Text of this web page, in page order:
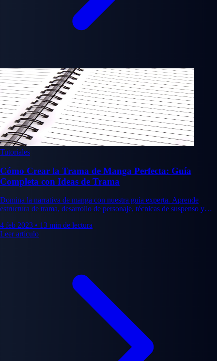
Tutoriales
Cómo Crear la Trama de Manga Perfecta: Guía
Completa con Ideas de Trama
Domina la narrativa de manga con nuestra guía experta. Aprende
estructura de trama, desarrollo de personaje, técnicas de suspenso y
4 feb 2023 • 13 min de lectura
Leer artículo